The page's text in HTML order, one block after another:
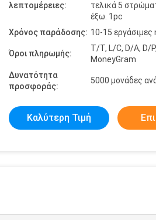
λεπτομέρειες:
τελικά 5
έξω. 1pc
Χρόνος παράδοσης: 10-15 εργάσιμες
Όροι πληρωμής:
T/T, L/C, D/A, D/
MoneyGram
Δυνατότητα
προσφοράς:
5000 μονάδες
Καλύτερη Τιμή